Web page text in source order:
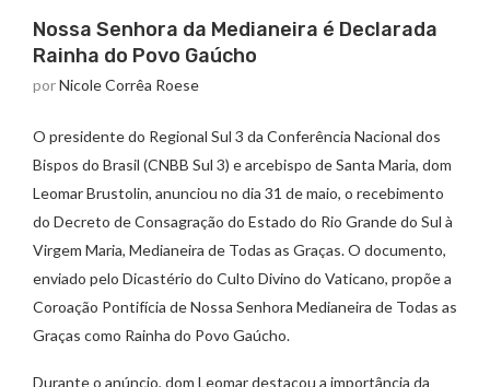
Nossa Senhora da Medianeira é Declarada
Rainha do Povo Gaúcho
porNicole Corrêa Roese
O presidente do Regional Sul 3 da Conferência Nacional dos
Bispos do Brasil (CNBB Sul 3) e arcebispo de Santa Maria, dom
Leomar Brustolin, anunciou no dia 31 de maio, o recebimento
do Decreto de Consagração do Estado do Rio Grande do Sul à
Virgem Maria, Medianeira de Todas as Graças. O documento,
enviado pelo Dicastério do Culto Divino do Vaticano, propõe a
Coroação Pontifícia de Nossa Senhora Medianeira de Todas as
Graças como Rainha do Povo Gaúcho.
Durante o anúncio, dom Leomar destacou a importância da